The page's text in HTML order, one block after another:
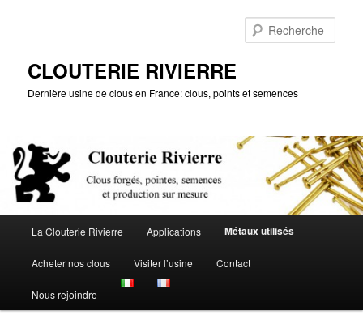
CLOUTERIE RIVIERRE
Dernière usine de clous en France: clous, points et semences
La Clouterie Rivierre Applications Métaux utilisés
Acheter nos clous Visiter l’usine Contact
Nous rejoindre